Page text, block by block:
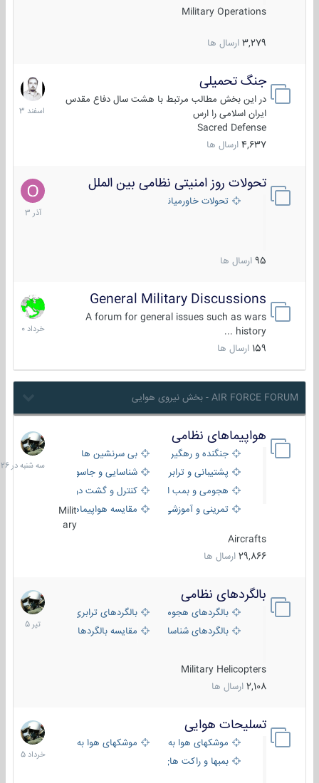
Military Operations
3,279 ارسال ها
جنگ تحمیلی
در این بخش مطالب مرتبط با هشت سال دفاع مقدس
ایران اسلامی را ارس
Sacred Defense
4,637 ارسال ها
20
اسفند
1403
تحولات روز امنیتی نظامی بین الملل
تحولات خاورمیانه
95 ارسال ها
21
آذر
1403
General Military Discussions
A forum for general issues such as wars
history ...
159 ارسال ها
10
خرداد
1400
AIR FORCE FORUM - بخش نیروی هوایی
هواپیماهای نظامی
جنگنده و رهگیر
بی سرنشین ها
پشتیبانی و ترابری
شناسایی و جاسوسی
هجومی و بمب افکن
کنترل و گشت دریایی
تمرینی و آموزشی
مقایسه هواپیماهاMilit
ary
Aircrafts
29,866 ارسال ها
سه
شنبه
در
بالگردهای نظامی
بالگردهای هجومی
بالگردهای ترابری
بالگردهای شناسایی
مقایسه بالگردها
Military Helicopters
2,108 ارسال ها
22
تیر
1405
تسلیحات هوایی
موشکهای هوا به هوا
موشکهای هوا به سطح
بمبها و راکت های هوایی
30
خرداد
1405